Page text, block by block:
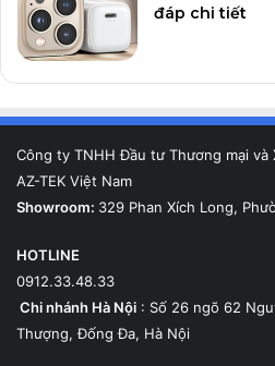
đáp chi tiết
Công ty TNHH Đầu tư Thương mại và
AZ-TEK Việt Nam
Showroom: 329 Phan Xích Long,
HOTLINE
0912.33.48.33
Chi nhánh Hà Nội : Số 26 ngõ 62
Thượng, Đống Đa, Hà Nội